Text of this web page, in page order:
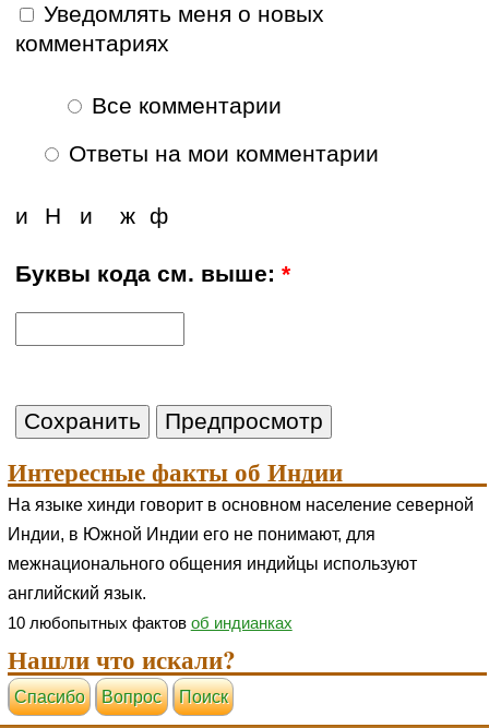
Уведомлять меня о новых
комментариях
Все комментарии
Ответы на мои комментарии
ж
и Н и ф
Буквы кода см. выше:*
Интересные факты об Индии
На языке хинди говорит в основном население северной
Индии, в Южной Индии его не понимают, для
межнационального общения индийцы используют
английский язык.
10 любопытных фактов об индианках
Нашли что искали?
Cпасибо Вопрос Поиск